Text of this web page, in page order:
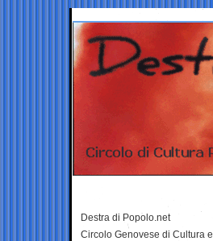
Destra di Popolo.net
Circolo Genovese di Cultura e